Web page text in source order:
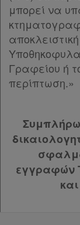
μπορεί να
Γραφείου ή
περίπτωση.»
εγγραφών